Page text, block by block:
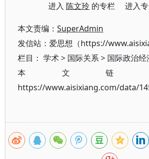
进入陈文玲 的专栏 进入
本文责编： SuperAdmin
发信站：爱思想（https://
栏目： 学术> 国际关系> 国际政治经
本文链
https://www.aisixiang.com/data/